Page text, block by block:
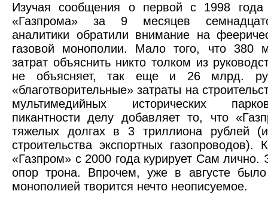
Изучая сообщения о первой с 1998 года
«Газпрома» за 9 месяцев
аналитики обратили внимание на
газовой монополии. Мало того, что 380
затрат объяснить никто толком из
не объясняет, так еще и 26 млрд.
«благотворительные» затраты на
мультимедийных исторических
пикантности делу добавляет то, что
тяжелых долгах в 3 триллиона рублей
строительства экспортных газопроводов).
«Газпром» с 2000 года курирует Сам лично.
опор трона. Впрочем, уже в августе
монополией творится нечто неописуемое.